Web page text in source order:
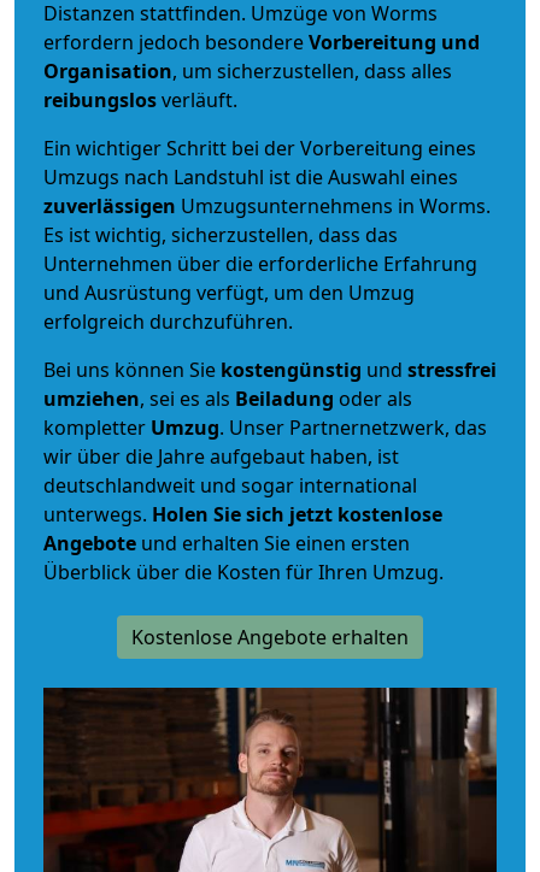
Distanzen stattfinden. Umzüge von Worms
erfordern jedoch besondereVorbereitung und
Organisation, um sicherzustellen, dass alles
reibungslosverläuft.
Ein wichtiger Schritt bei der Vorbereitung eines
Umzugs nach Landstuhl ist die Auswahl eines
zuverlässigen Umzugsunternehmens in Worms.
Es ist wichtig, sicherzustellen, dass das
Unternehmen über die erforderliche Erfahrung
und Ausrüstung verfügt, um den Umzug
erfolgreich durchzuführen.
Bei uns können Sie kostengünstig und stressfrei
umziehen, sei es als Beiladung oder als
kompletter Umzug. Unser Partnernetzwerk, das
wir über die Jahre aufgebaut haben, ist
deutschlandweit und sogar international
unterwegs. Holen Sie sich jetzt kostenlose
Angebote und erhalten Sie einen ersten
Überblick über die Kosten für Ihren Umzug.
Kostenlose Angebote erhalten